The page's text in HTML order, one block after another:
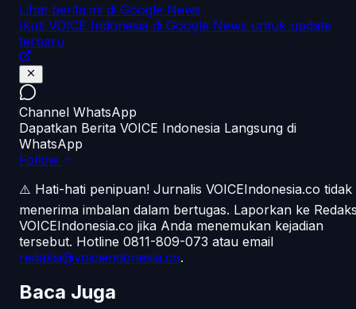
Lihat berita ini di Google News
Ikuti VOICE Indonesia di Google News untuk update
terbaru
Channel WhatsApp
Dapatkan Berita VOICE Indonesia Langsung di
WhatsApp
Follow
⚠️ Hati-hati penipuan! Jurnalis VOICEIndonesia.co tidak
menerima imbalan dalam bertugas. Laporkan ke
VOICEIndonesia.co jika Anda menemukan kejadian
tersebut. Hotline 0811-809-073 atau email
redaksi@voiceindonesia.co.
Baca Juga